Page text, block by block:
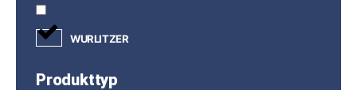
WURLITZER
Produkttyp